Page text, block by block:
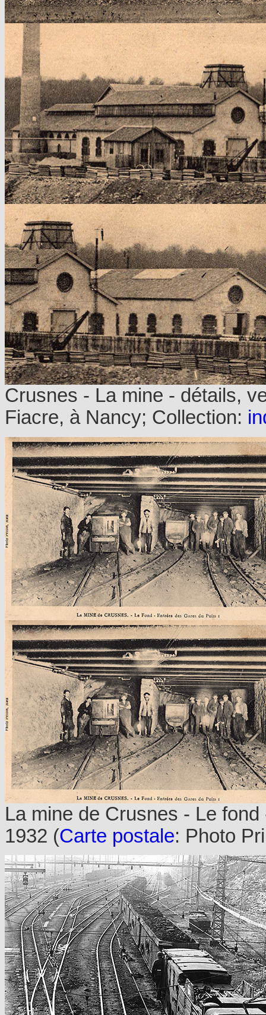
Crusnes - La mine - détails,
Fiacre, à Nancy; Collection:
La mine de Crusnes - Le
1932 (Carte postale: Photo